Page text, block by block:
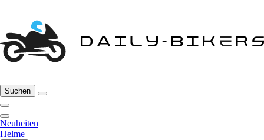
Suchen
Neuheiten
Helme